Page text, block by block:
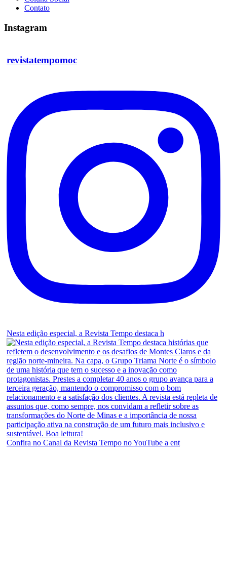
Contato
Instagram
revistatempomoc
Nesta edição especial, a Revista Tempo destaca h
Confira no Canal da Revista Tempo no YouTube a ent